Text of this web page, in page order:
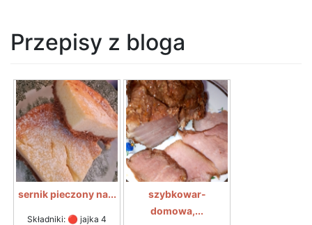
Przepisy z bloga
sernik pieczony na...
Składniki: 🔴 jajka 4
szybkowar-
domowa,...